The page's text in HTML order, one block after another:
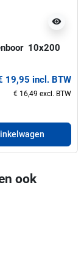
visibility
 10x200
19,95 incl. BTW
€ 16,49 excl. BTW
ook